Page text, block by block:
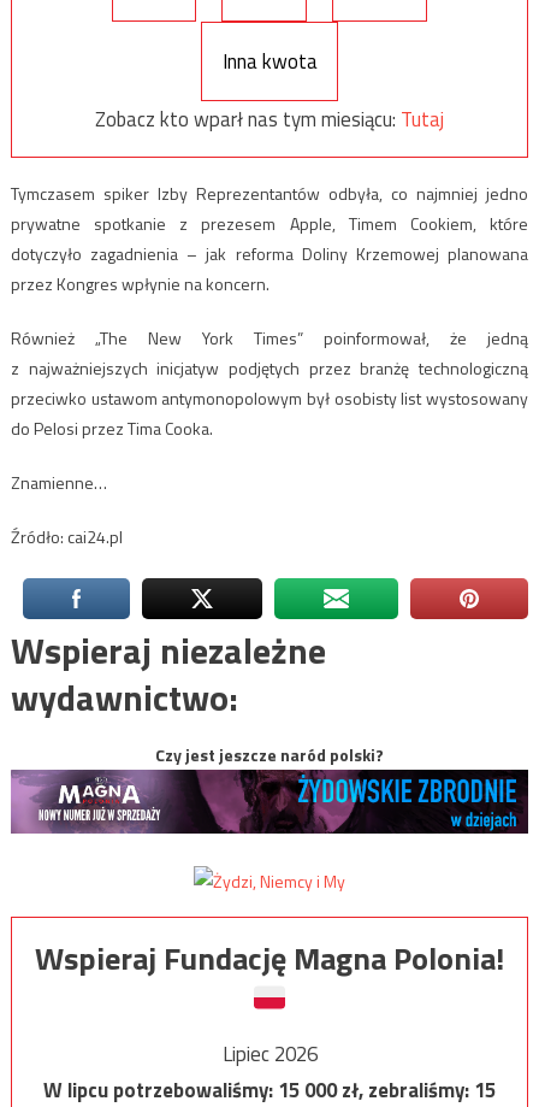
Inna kwota
Zobacz kto wparł nas tym miesiącu: Tutaj
Tymczasem spiker Izby Reprezentantów odbyła, co najmniej jedno
prywatne spotkanie z prezesem Apple, Timem Cookiem, które
dotyczyło zagadnienia – jak reforma Doliny Krzemowej planowana
przez Kongres wpłynie na koncern.
Również „The New York Times” poinformował, że jedną
z najważniejszych inicjatyw podjętych przez branżę technologiczną
przeciwko ustawom antymonopolowym był osobisty list wystosowany
do Pelosi przez Tima Cooka.
Znamienne…
Źródło: cai24.pl
Wspieraj niezależne
wydawnictwo:
Czy jest jeszcze naród polski?
Wspieraj Fundację Magna Polonia!
Lipiec 2026
W lipcu potrzebowaliśmy:15 000zł, zebraliśmy:15